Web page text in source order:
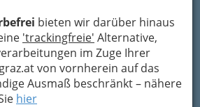
bieten wir darüber hinaus
'trackingfreie' Alternative,
im Zuge Ihrer
von vornherein auf das
Ausmaß beschränkt – nähere
hier